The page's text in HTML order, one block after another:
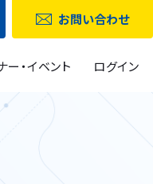
お問い合わせ
ー・イベント ログイン